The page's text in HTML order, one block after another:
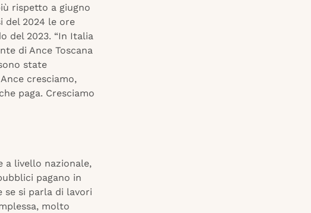
rispetto a giugno
del 2024 le ore
del 2023. “In Italia
di Ance Toscana
state
cresciamo,
paga. Cresciamo
a livello nazionale,
pagano in
si parla di lavori
molto